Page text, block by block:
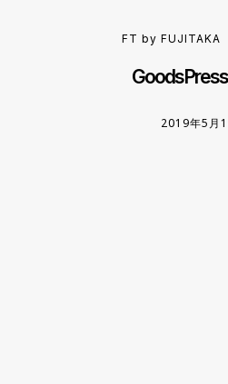
FT by FUJITAKA
2019年5月